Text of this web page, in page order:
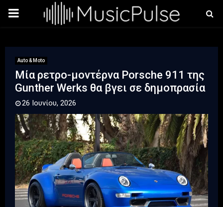
PRIMARY
Auto & Moto
Μία ρετρο-μοντέρνα Porsche 911 της
Gunther Werks θα βγει σε δημοπρασία
26 Ιουνίου, 2026